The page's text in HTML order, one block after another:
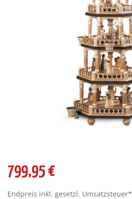
799,95 €
Endpreis inkl. gesetzl. Umsatzsteuer*